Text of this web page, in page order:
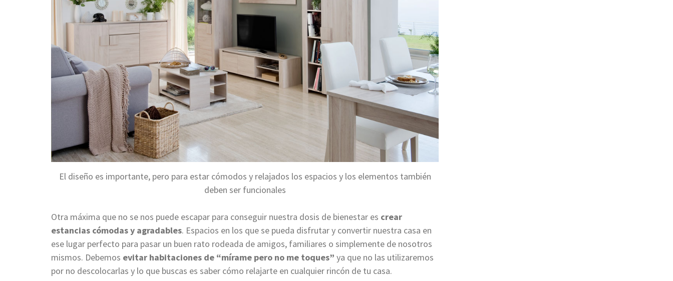
El diseño es importante, pero para estar cómodos y relajados los espacios y los elementos también
deben ser funcionales
Otra máxima que no se nos puede escapar para conseguir nuestra dosis de bienestar es crear
estancias cómodas y agradables. Espacios en los que se pueda disfrutar y convertir nuestra casa en
ese lugar perfecto para pasar un buen rato rodeada de amigos, familiares o simplemente de nosotros
mismos. Debemos evitar habitaciones de “mírame pero no me toques” ya que no las utilizaremos
por no descolocarlas y lo que buscas es saber cómo relajarte en cualquier rincón de tu casa.